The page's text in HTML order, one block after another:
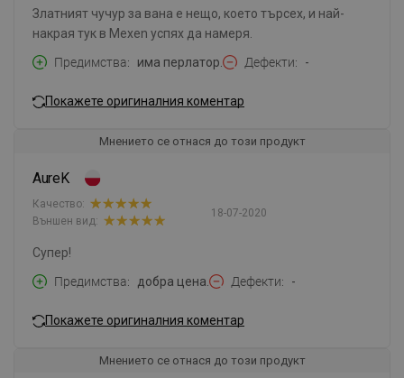
Златният чучур за вана е нещо, което търсех, и най-
накрая тук в Mexen успях да намеря.
Предимства
има перлатор. Дефекти -
Покажете оригиналния коментар
Мнението се отнася до този продукт
AureK
18-07-2020
Качество:
Външен вид:
Супер!
Предимства
добра цена. Дефекти -
Покажете оригиналния коментар
Мнението се отнася до този продукт